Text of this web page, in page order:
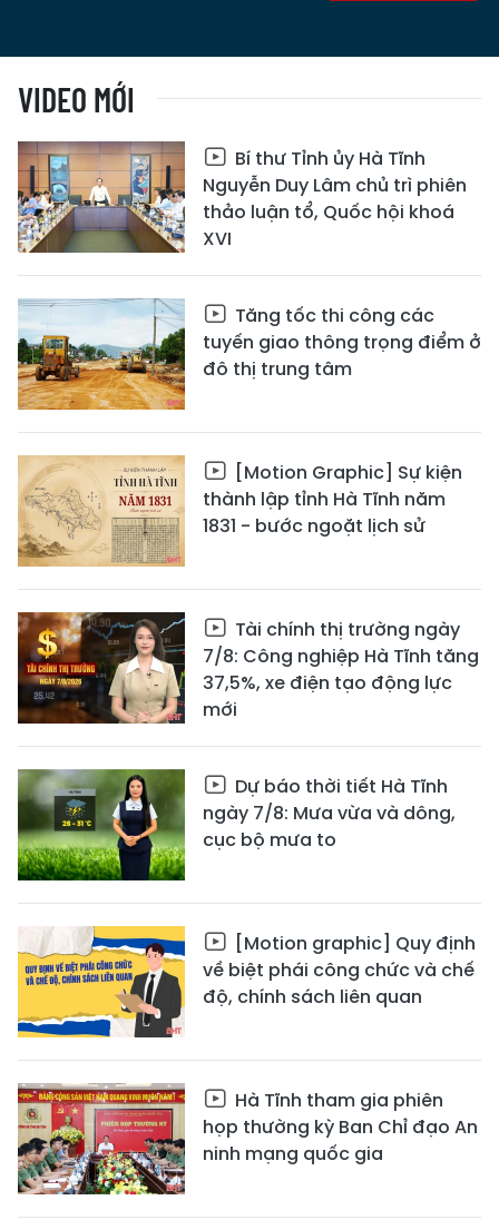
VIDEO MỚI
Bí thư Tỉnh ủy Hà Tĩnh
Nguyễn Duy Lâm chủ trì phiên
thảo luận tổ, Quốc hội khoá
XVI
Tăng tốc thi công các
tuyến giao thông trọng điểm ở
đô thị trung tâm
[Motion Graphic] Sự kiện
thành lập tỉnh Hà Tĩnh năm
1831 - bước ngoặt lịch sử
Tài chính thị trường ngày
7/8: Công nghiệp Hà Tĩnh tăng
37,5%, xe điện tạo động lực
mới
Dự báo thời tiết Hà Tĩnh
ngày 7/8: Mưa vừa và dông,
cục bộ mưa to
[Motion graphic] Quy định
về biệt phái công chức và chế
độ, chính sách liên quan
Hà Tĩnh tham gia phiên
họp thường kỳ Ban Chỉ đạo An
ninh mạng quốc gia